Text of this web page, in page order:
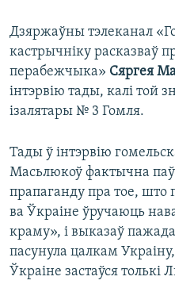
Дзяржаўны тэлеканал
кастрычніку расказваў
перабежчыка» Сяргея
інтэрвію тады, калі той
ізалятары № 3 Гомля.
Тады ў інтэрвію
Масьлюкоў фактычна
прапаганду пра тое, што
ва Ўкраіне ўручаюць
краму», і выказаў
пасунула цалкам
Ўкраіне застаўся толькі